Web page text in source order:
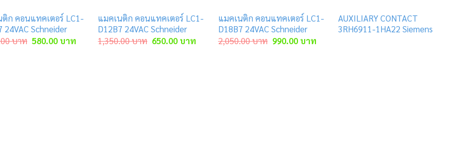
ติก คอนแทคเตอร์ LC1-
24VAC Schneider
บาท Original
price
580.00บาทCurrent
price
แมคเนติก คอนแทคเตอร์ LC1-
D12B7 24VAC Schneider
1,350.00บาท Original
price
650.00 บาท Current
แมคเนติก คอนแทคเตอร์ LC1-
D18B7 24VAC Schneider
2,050.00บาท Original
price
990.00บาทCurrent
price
AUXILIARY CONTACT
3RH6911-1HA22 Siemens